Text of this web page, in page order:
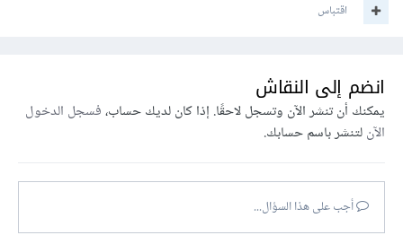
اقتباس
انضم إلى النقاش
يمكنك أن تنشر الآن وتسجل لاحقًا. إذا كان لديك حساب،فسجل الدخول
الآنلتنشر باسم حسابك.
أجب على هذا السؤال...